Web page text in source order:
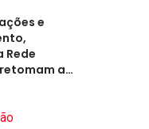
e
Rede
a…